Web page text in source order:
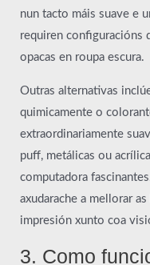
nun tacto máis suave e
requiren configuracións
opacas en roupa escura.
Outras alternativas
quimicamente o
extraordinariamente
puff, metálicas ou
computadora
axudarache a mellorar
impresión xunto coa
3. Como